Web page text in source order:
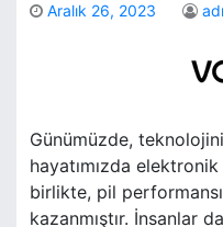
Aralık 26, 2023
Günümüzde,
hayatımızda
birlikte, pil
kazanmıştır. İnsanlar